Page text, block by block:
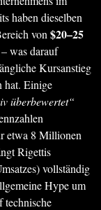
haben dieselben
von $20–25
was darauf
Kursanstieg
hat. Einige
überbewertet“
etwa 8 Millionen
Rigettis
vollständig
Hype um
technische